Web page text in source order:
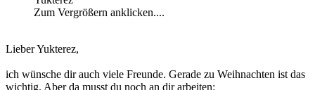
Zum Vergrößern anklicken....
Lieber Yukterez,
ich wünsche dir auch viele Freunde. Gerade zu Weihnachten ist das
wichtig. Aber da musst du noch an dir arbeiten: